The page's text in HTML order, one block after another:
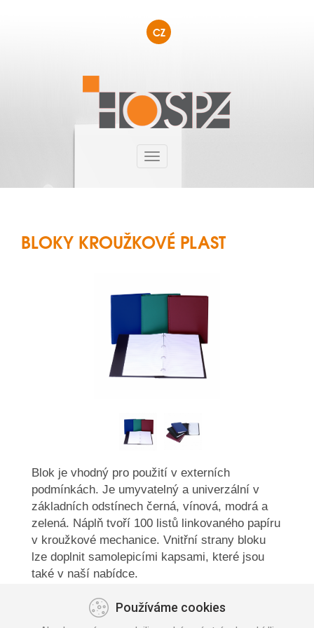
CZ
BLOKY KROUŽKOVÉ PLAST
Blok je vhodný pro použití v externích
podmínkách. Je umyvatelný a univerzální v
základních odstínech černá, vínová, modrá a
zelená. Náplň tvoří 100 listů linkovaného papíru
v kroužkové mechanice. Vnitřní strany bloku
lze doplnit samolepicími kapsami, které jsou
také v naší nabídce.
989020 formát A4
989028 formát A5
Používáme cookies